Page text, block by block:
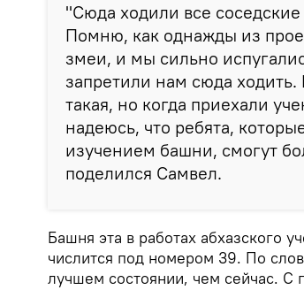
"Сюда ходили все
Помню, как однажды из
змеи, и мы сильно
запретили нам сюда
такая, но когда приехали
надеюсь, что ребята,
изучением башни, смогут
поделился Самвел.
Башня эта в работах абхазского
числится под номером 39. По
лучшем состоянии, чем сейчас. С